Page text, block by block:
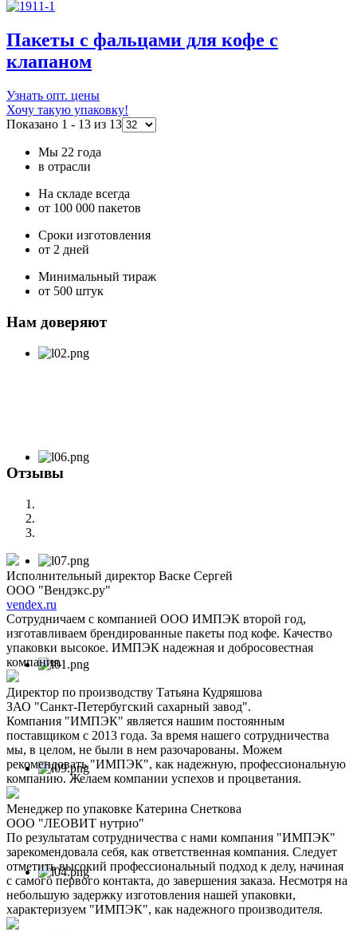
Пакеты с фальцами для кофе с
клапаном
Узнать опт. цены
Хочу такую упаковку!
Показано 1 - 13 из 13
Мы 22 года
в отрасли
На складе всегда
от 100 000 пакетов
Сроки изготовления
от 2 дней
Минимальный тираж
от 500 штук
Нам доверяют
Отзывы
Исполнительный директор Васке Сергей
ООО "Вендэкс.ру"
vendex.ru
Сотрудничаем с компанией ООО ИМПЭК второй год,
изготавливаем брендированные пакеты под кофе. Качество
упаковки высокое. ИМПЭК надежная и добросовестная
компания.
Директор по производству Татьяна Кудряшова
ЗАО "Санкт-Петербугский сахарный завод".
Компания "ИМПЭК" является нашим постоянным
поставщиком с 2013 года. За время нашего сотрудничества
мы, в целом, не были в нем разочарованы. Можем
рекомендовать "ИМПЭК", как надежную, профессиональную
компанию. Желаем компании успехов и процветания.
Менеджер по упаковке Катерина Снеткова
ООО "ЛЕОВИТ нутрио"
По результатам сотрудничества с нами компания "ИМПЭК"
зарекомендовала себя, как ответственная компания. Следует
отметить высокий профессиональный подход к делу, начиная
с самого первого контакта, до завершения заказа. Несмотря на
небольшую задержку изготовления нашей упаковки,
характеризуем "ИМПЭК", как надежного производителя.